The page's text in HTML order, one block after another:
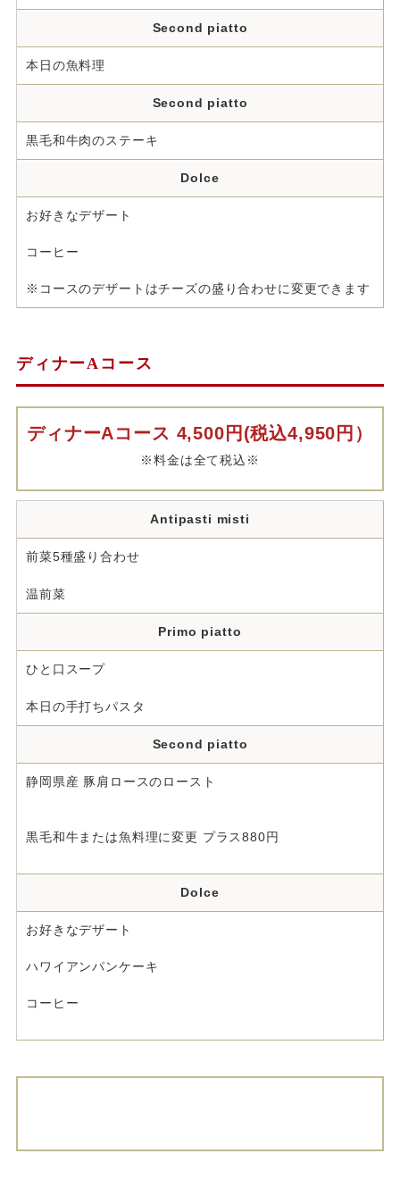
Second piatto
本日の魚料理
Second piatto
黒毛和牛肉のステーキ
Dolce
お好きなデザート
コーヒー
※コースのデザートはチーズの盛り合わせに変更できます
ディナーAコース
ディナーAコース 4,500円(税込4,950円）
※料金は全て税込※
Antipasti misti
前菜5種盛り合わせ
温前菜
Primo piatto
ひと口スープ
本日の手打ちパスタ
Second piatto
静岡県産 豚肩ロースのロースト
黒毛和牛または魚料理に変更 プラス880円
Dolce
お好きなデザート
ハワイアンパンケーキ
コーヒー